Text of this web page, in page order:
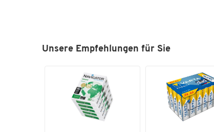
Unsere Empfehlungen für Sie